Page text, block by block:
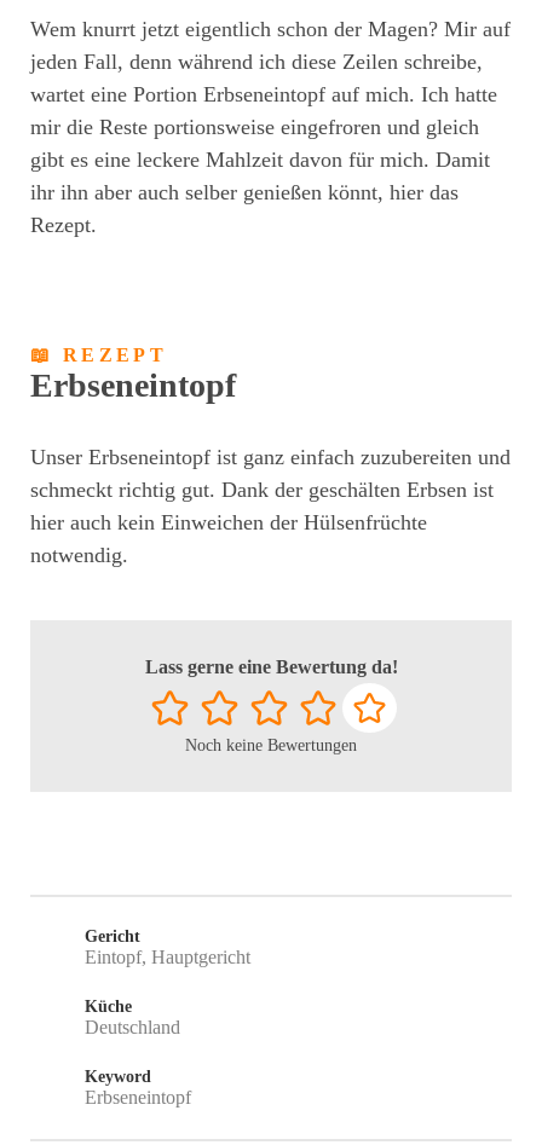
Wem knurrt jetzt eigentlich schon der Magen? Mir auf
jeden Fall, denn während ich diese Zeilen schreibe,
wartet eine Portion Erbseneintopf auf mich. Ich hatte
mir die Reste portionsweise eingefroren und gleich
gibt es eine leckere Mahlzeit davon für mich. Damit
ihr ihn aber auch selber genießen könnt, hier das
Rezept.
📖 REZEPT
Erbseneintopf
Unser Erbseneintopf ist ganz einfach zuzubereiten und
schmeckt richtig gut. Dank der geschälten Erbsen ist
hier auch kein Einweichen der Hülsenfrüchte
notwendig.
Lass gerne eine Bewertung da!
Noch keine Bewertungen
Gericht
Eintopf, Hauptgericht
Küche
Deutschland
Keyword
Erbseneintopf